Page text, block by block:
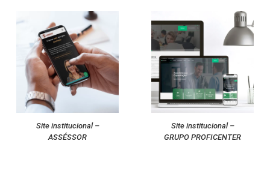
Site institucional –
ASSÉSSOR
Site institucional –
GRUPO PROFICENTER